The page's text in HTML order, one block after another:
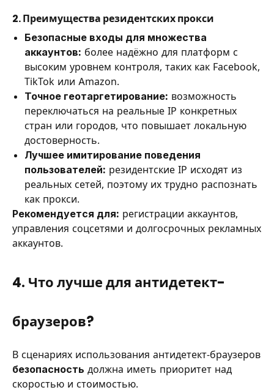
2. Преимущества резидентских прокси
Безопасные входы для множества
аккаунтов: более надёжно для платформ с
высоким уровнем контроля, таких как Facebook,
TikTok или Amazon.
Точное геотаргетирование: возможность
переключаться на реальные IP конкретных
стран или городов, что повышает локальную
достоверность.
Лучшее имитирование поведения
пользователей: резидентские IP исходят из
реальных сетей, поэтому их трудно распознать
как прокси.
Рекомендуется для: регистрации аккаунтов,
управления соцсетями и долгосрочных рекламных
аккаунтов.
4. Что лучше для антидетект-
браузеров?
В сценариях использования антидетект-браузеров
безопасность должна иметь приоритет над
скоростью и стоимостью.